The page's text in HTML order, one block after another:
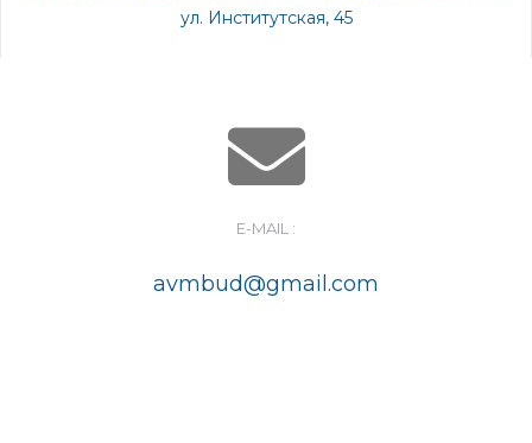
ул. Институтская, 45
E-MAIL :
avmbud@gmail.com